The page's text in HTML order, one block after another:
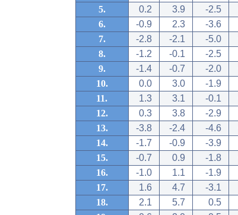
5.
0.2 3.9 -2.5
6.
-0.9 2.3 -3.6
7.
-2.8 -2.1 -5.0
8.
-1.2 -0.1 -2.5
9.
-1.4 -0.7 -2.0
10.
0.0 3.0 -1.9
11.
1.3 3.1 -0.1
12.
0.3 3.8 -2.9
13.
-3.8 -2.4 -4.6
14.
-1.7 -0.9 -3.9
15.
-0.7 0.9 -1.8
16.
-1.0 1.1 -1.9
17.
1.6 4.7 -3.1
18.
2.1 5.7 0.5